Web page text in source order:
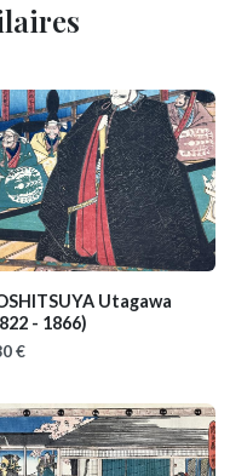
Utagawa
- 1866)
€